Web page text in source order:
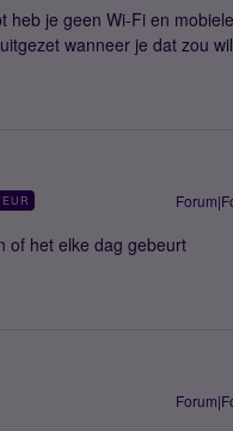
heb je geen Wi-Fi en
wanneer je dat zou
of het elke dag gebeurt